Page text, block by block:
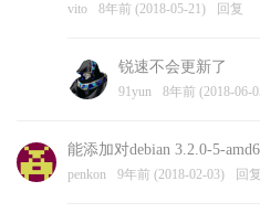
vito 8年前 (2018-05-21) 回复
锐速不会更新了
91yun 8年前 (2018-06-
能添加对debian 3.2.0-5-
penkon 9年前 (2018-02-03) 回复